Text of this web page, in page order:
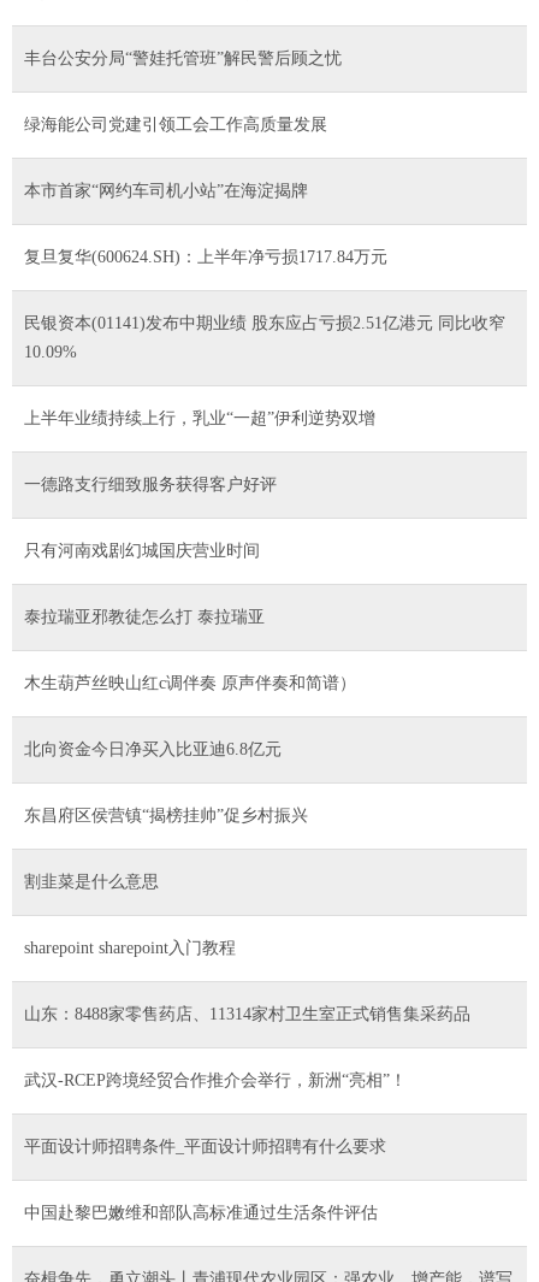
丰台公安分局“警娃托管班”解民警后顾之忧
绿海能公司党建引领工会工作高质量发展
本市首家“网约车司机小站”在海淀揭牌
复旦复华(600624.SH)：上半年净亏损1717.84万元
民银资本(01141)发布中期业绩 股东应占亏损2.51亿港元 同比收窄
10.09%
上半年业绩持续上行，乳业“一超”伊利逆势双增
一德路支行细致服务获得客户好评
只有河南戏剧幻城国庆营业时间
泰拉瑞亚邪教徒怎么打 泰拉瑞亚
木生葫芦丝映山红c调伴奏 原声伴奏和简谱）
北向资金今日净买入比亚迪6.8亿元
东昌府区侯营镇“揭榜挂帅”促乡村振兴
割韭菜是什么意思
sharepoint sharepoint入门教程
山东：8488家零售药店、11314家村卫生室正式销售集采药品
武汉-RCEP跨境经贸合作推介会举行，新洲“亮相”！
平面设计师招聘条件_平面设计师招聘有什么要求
中国赴黎巴嫩维和部队高标准通过生活条件评估